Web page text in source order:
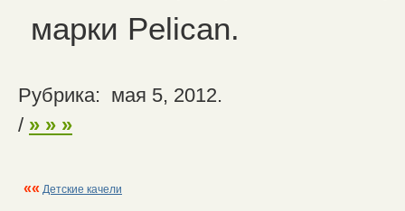
марки Pelican.
Рубрика: мая 5, 2012.
/ » » »
«« Детские качели